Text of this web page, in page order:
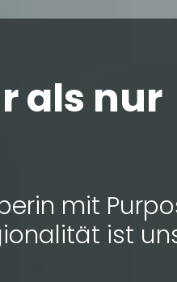
als nur
mit
ist